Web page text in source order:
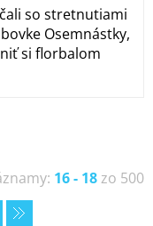
so stretnutiami
Osemnástky,
si florbalom
16 - 18zo 500